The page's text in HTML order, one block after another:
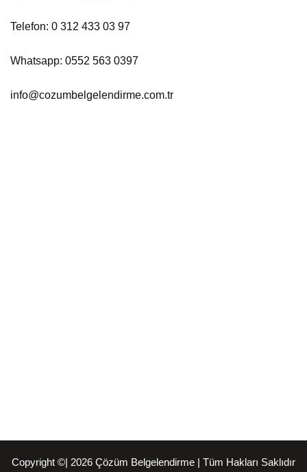
Telefon: 0 312 433 03 97
Whatsapp: 0552 563 0397
info@cozumbelgelendirme.com.tr
Copyright ©| 2026 Çözüm Belgelendirme | Tüm Hakları Saklıdır